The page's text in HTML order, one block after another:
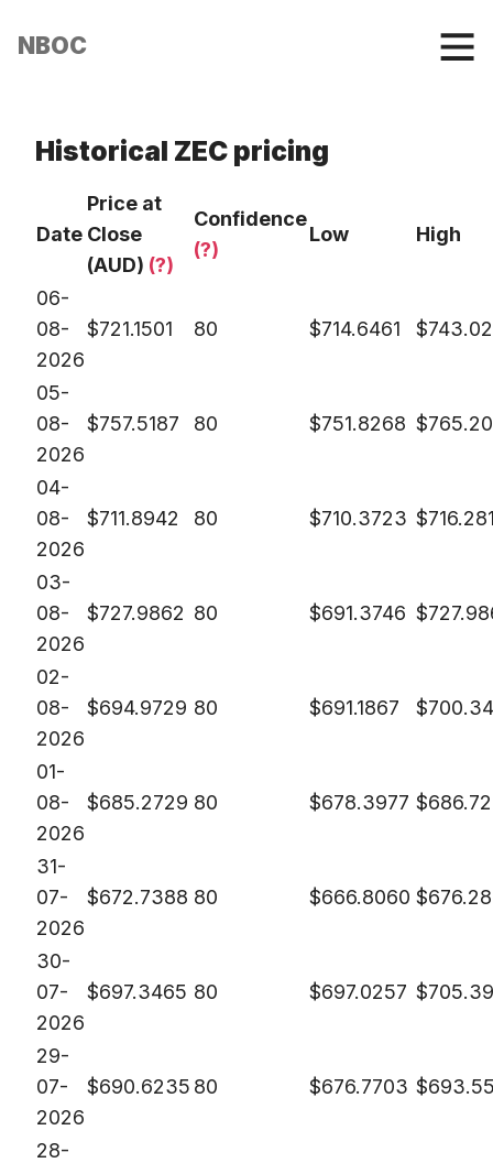
NBOC
Historical ZEC pricing
Date
Price at
Close
(AUD) (?)
Confidence
(?)
Low High
06-
08-
2026
$721.1501 80 $714.6461 $
05-
08-
2026
$757.5187 80 $751.8268 $
04-
08-
2026
$711.8942 80 $710.3723 $
03-
08-
2026
$727.9862 80 $691.3746 $
02-
08-
2026
$694.9729 80 $691.1867 $
01-
08-
2026
$685.2729 80 $678.3977 $
31-
07-
2026
$672.7388 80 $666.8060 $
30-
07-
2026
$697.3465 80 $697.0257 $
29-
07-
2026
$690.6235 80 $676.7703 $
28-